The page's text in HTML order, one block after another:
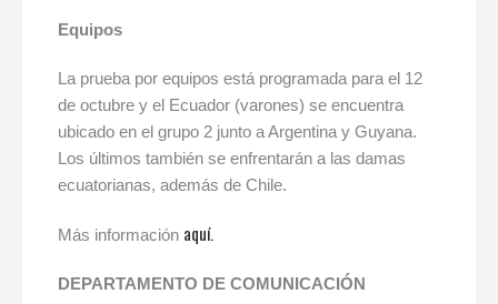
Equipos
La prueba por equipos está programada para el 12
de octubre y el Ecuador (varones) se encuentra
ubicado en el grupo 2 junto a Argentina y Guyana.
Los últimos también se enfrentarán a las damas
ecuatorianas, además de Chile.
Más información aquí.
DEPARTAMENTO DE COMUNICACIÓN